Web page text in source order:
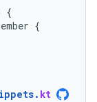
{
{
. kt